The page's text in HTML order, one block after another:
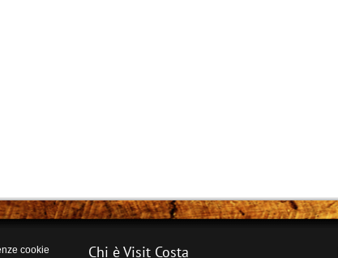
cookie Chi è Visit Costa